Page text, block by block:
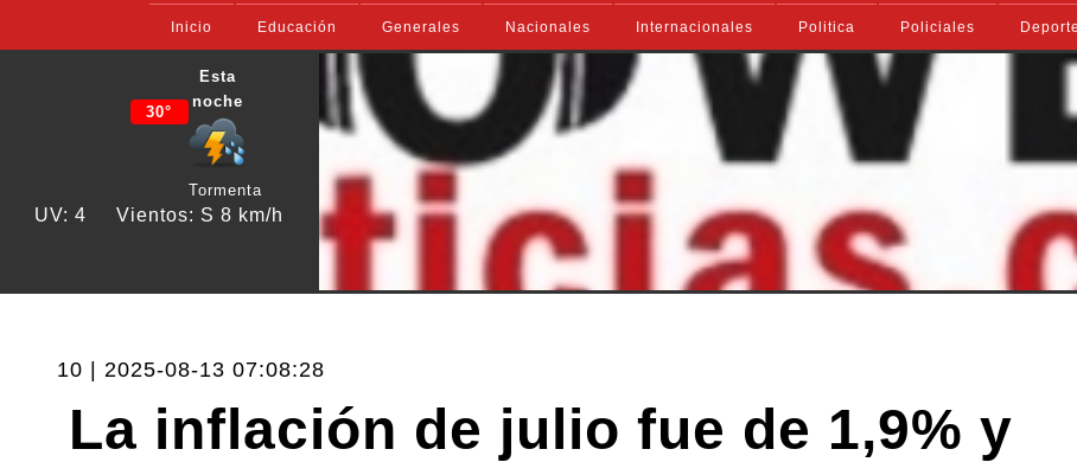
Inicio Educación Generales Nacionales Internacionales Politica Policiales
30°
Esta
noche
Tormenta
UV: 4 Vientos: S 8 km/h
10 | 2025-08-13 07:08:28
La inflación de julio fue de 1,9% y